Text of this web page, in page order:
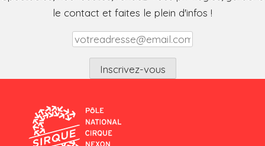
le contact et faites le plein d'infos !